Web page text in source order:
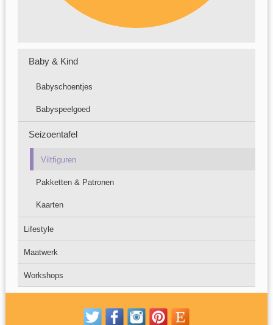
Baby & Kind
Babyschoentjes
Babyspeelgoed
Seizoentafel
Viltfiguren
Pakketten & Patronen
Kaarten
Lifestyle
Maatwerk
Workshops